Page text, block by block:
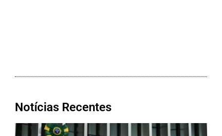
Notícias Recentes